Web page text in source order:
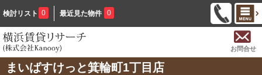
検討リスト 0 最近見た物件 0
お問合せ
まいばすけっと箕輪町1丁目店